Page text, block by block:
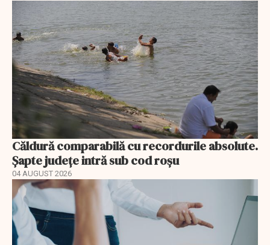
Căldură comparabilă cu recordurile absolute.
Șapte județe intră sub cod roșu
04 AUGUST 2026